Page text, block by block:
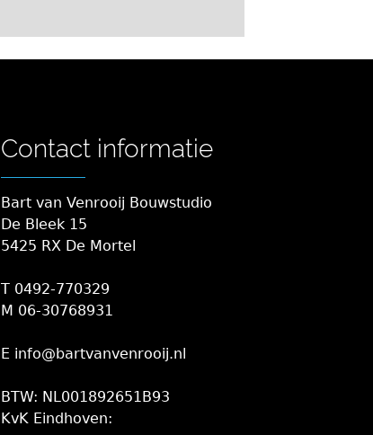
Contact informatie
Bart van Venrooij Bouwstudio
De Bleek 15
5425 RX De Mortel
T 0492-770329
M 06-30768931
E info@bartvanvenrooij.nl
BTW: NL001892651B93
KvK Eindhoven: